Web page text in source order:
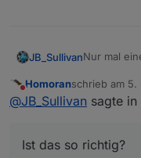
JB_SullivanNur mal
ohne
mäßig nur
Nun
eine
alle NEU
Ich frage
Nicht stören
Homoranschrieb am 5.
zuletzt
@JB_Sullivan sagte in
Ist das so richtig?